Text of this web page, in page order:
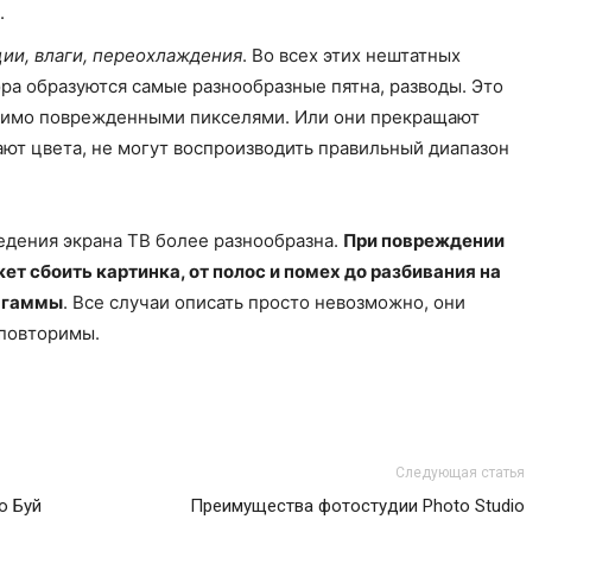
влаги, переохлаждения. Во всех этих нештатных
образуются самые разнообразные пятна, разводы. Это
поврежденными пикселями. Или они прекращают
цвета, не могут воспроизводить правильный диапазон
экрана ТВ более разнообразна. При повреждении
сбоить картинка, от полос и помех до разбивания на
гаммы. Все случаи описать просто невозможно, они
Буй
Следующая статья
Преимущества фотостудии Photo Studio